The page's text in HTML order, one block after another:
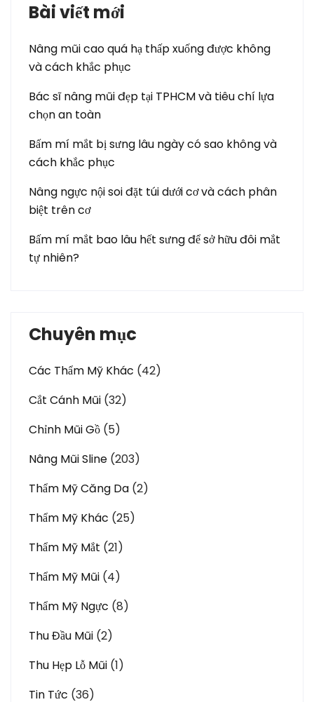
Bài viết mới
Nâng mũi cao quá hạ thấp xuống được không
và cách khắc phục
Bác sĩ nâng mũi đẹp tại TPHCM và tiêu chí lựa
chọn an toàn
Bấm mí mắt bị sưng lâu ngày có sao không và
cách khắc phục
Nâng ngực nội soi đặt túi dưới cơ và cách phân
biệt trên cơ
Bấm mí mắt bao lâu hết sưng để sở hữu đôi mắt
tự nhiên?
Chuyên mục
Các Thẩm Mỹ Khác (42)
Cắt Cánh Mũi (32)
Chỉnh Mũi Gồ (5)
Nâng Mũi Sline (203)
Thẩm Mỹ Căng Da (2)
Thẩm Mỹ Khác (25)
Thẩm Mỹ Mắt (21)
Thẩm Mỹ Mũi (4)
Thẩm Mỹ Ngực (8)
Thu Đầu Mũi (2)
Thu Hẹp Lỗ Mũi (1)
Tin Tức (36)